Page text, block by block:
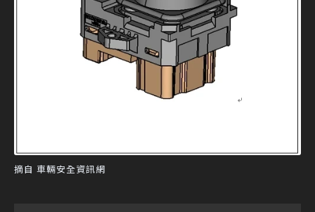
摘自 車輛安全資訊網